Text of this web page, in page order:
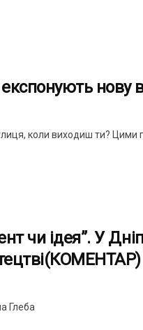
експонують нову
коли виходиш ти? Цими
чи ідея”. У
Глеба